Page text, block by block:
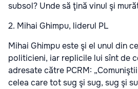
subsol? Unde să ţină vinul şi
2. Mihai Ghimpu, liderul PL
Mihai Ghimpu este şi el unul din
politicieni, iar replicile lui sînt de
adresate către PCRM:
celea care tot sug şi sug, sug şi